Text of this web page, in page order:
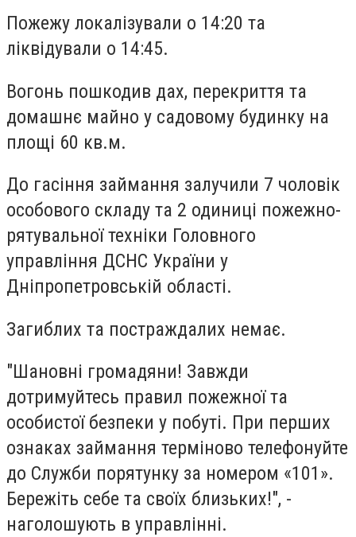
Пожежу локалізували о 14:20 та
ліквідували о 14:45.
Вогонь пошкодив дах, перекриття та
домашнє майно у садовому будинку на
площі 60 кв.м.
До гасіння займання залучили 7 чоловік
особового складу та 2 одиниці пожежно-
рятувальної техніки Головного
управління ДСНС України у
Дніпропетровській області.
Загиблих та постраждалих немає.
"Шановні громадяни! Завжди
дотримуйтесь правил пожежної та
особистої безпеки у побуті. При перших
ознаках займання терміново телефонуйте
до Служби порятунку за номером «101».
Бережіть себе та своїх близьких!", -
наголошують в управлінні.